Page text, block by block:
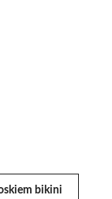
bikini